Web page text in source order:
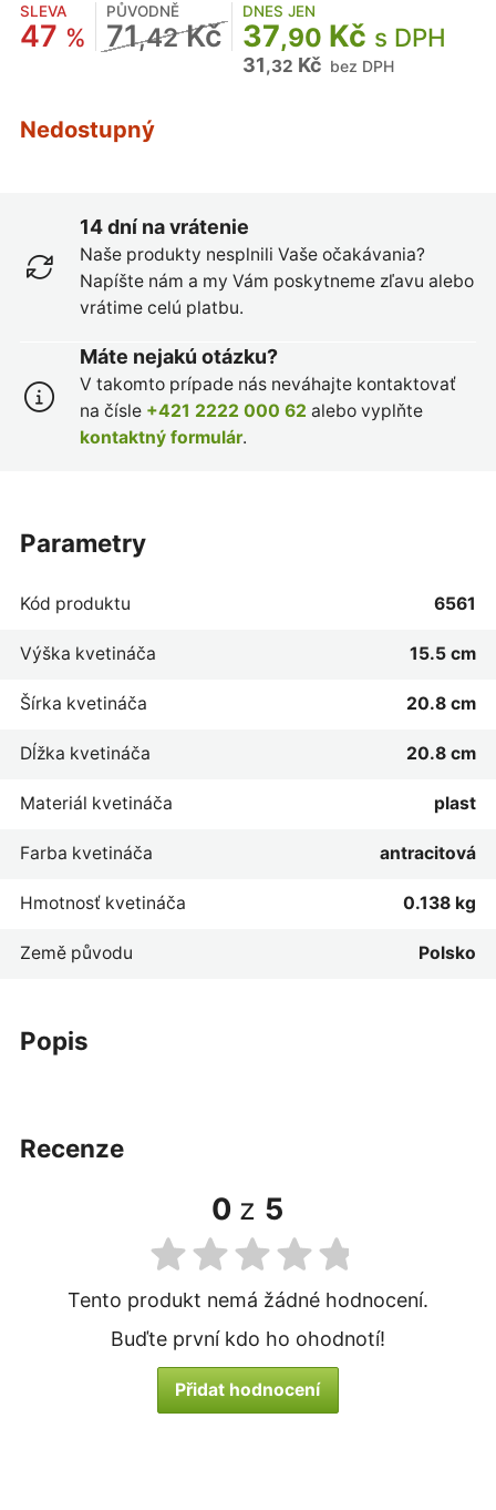
SLEVA
47 %
PŮVODNĚ
71,42Kč
DNES JEN
37,90 Kč s DPH
31,32 Kč bez DPH
Nedostupný
14 dní na vrátenie
Naše produkty nesplnili Vaše očakávania?
Napíšte nám a my Vám poskytneme zľavu alebo
vrátime celú platbu.
Máte nejakú otázku?
V takomto prípade nás neváhajte kontaktovať
na čísle +421 2222 000 62 alebo vyplňte
kontaktný formulár.
popis
parametry
Kód produktu 6561
Výška kvetináča 15.5 cm
Šírka kvetináča 20.8 cm
Dĺžka kvetináča 20.8 cm
Materiál kvetináča plast
Farba kvetináča antracitová
Hmotnosť kvetináča 0.138 kg
Země původu Polsko
recenze
0 z 5
Tento produkt nemá žádné hodnocení.
Buďte první kdo ho ohodnotí!
Přidat hodnocení